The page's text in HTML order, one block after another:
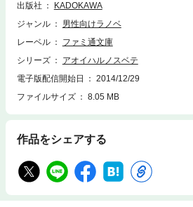
デイズ青春グラフィティ、想いと涙の第二巻!!
未収録のイラスト付き！
出版社
KADOKAWA
ジャンル
男性向けラノベ
レーベル
ファミ通文庫
シリーズ
アオイハルノスベテ
電子版配信開始日
2014/12/29
ファイルサイズ
8.05 MB
作品をシェアする